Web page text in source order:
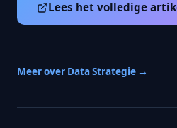
Lees het volledige
Meer over Data Strategie →